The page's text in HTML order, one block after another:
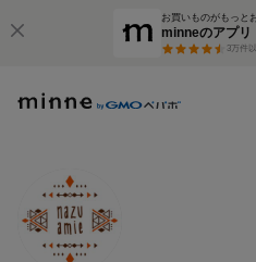
お買いものがもっと
minneのアプリ
3万件